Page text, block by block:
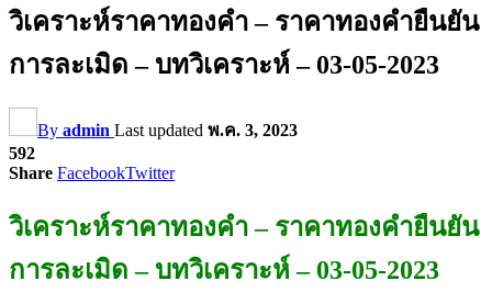
วิเคราะห์ราคาทองคำ – ราคาทองคำยืนยัน
การละเมิด – บทวิเคราะห์ – 03-05-2023
By admin Last updated พ.ค. 3, 2023
592
Share FacebookTwitter
วิเคราะห์ราคาทองคำ – ราคาทองคำยืนยัน
การละเมิด – บทวิเคราะห์ – 03-05-2023